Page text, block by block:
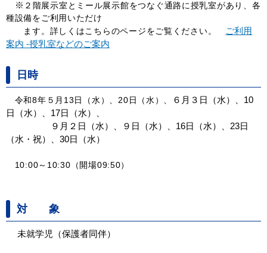
※ ２階展示室とミール展示館をつなぐ通路に授乳室があり、各
種設備をご利用いただけ
ます。詳しくはこちらのページをご覧ください。
ご利用
案内 -授乳室などのご案内
日時
令和8年５月13日（水）、20日（水）、
６月３日（水）、10
日（水）、17日（水）、
９月２日（水）、９日（水）、16日（水）、23日
（水・祝）、30日（水）
10:00～10:30（開場09:50）
対 象
未就学児（保護者同伴）